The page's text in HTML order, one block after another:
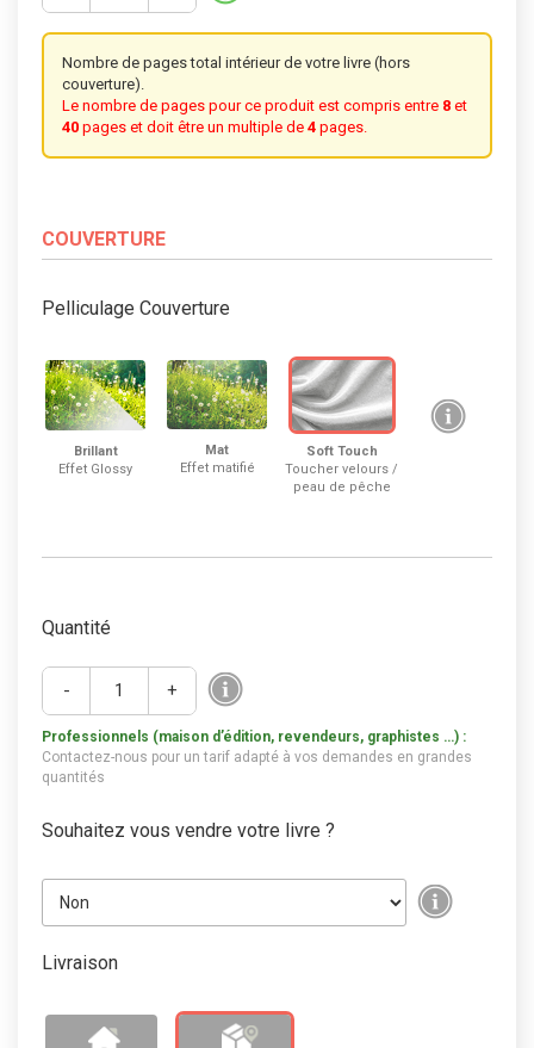
Nombre de pages total intérieur de votre livre (hors
couverture).
Le nombre de pages pour ce produit est compris entre 8 et
40 pages et doit être un multiple de 4 pages
COUVERTURE
Pelliculage Couverture
Brillant
Effet Glossy
Mat
Effet matifié
Soft Touch
Toucher velours /
peau de pêche
Quantité
- +
Professionnels (maison d’édition, revendeurs, graphistes …) :
Contactez-nous pour un tarif adapté à vos demandes en grandes
quantités
Souhaitez vous vendre votre livre ?
Livraison